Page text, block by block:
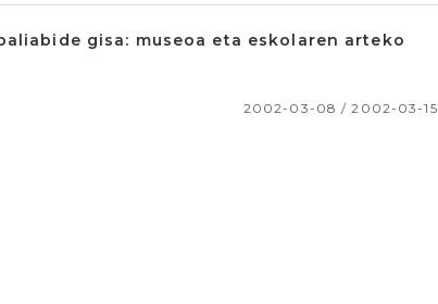
gisa: museoa eta eskolaren arteko
2002-03-08 / 2002-03-15